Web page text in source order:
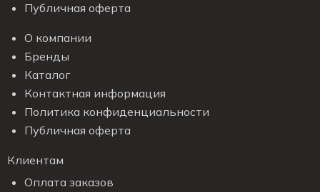
Публичная оферта
О компании
Бренды
Каталог
Контактная информация
Политика конфиденциальности
Публичная оферта
Клиентам
Оплата заказов